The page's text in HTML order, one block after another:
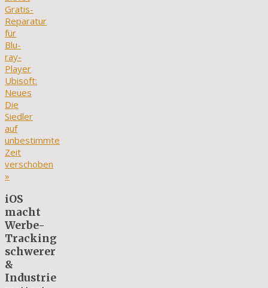
Gratis-
Reparatur
für
Blu-
ray-
Player
Ubisoft:
Neues
Die
Siedler
auf
unbestimmte
Zeit
verschoben
»
iOS
macht
Werbe-
Tracking
schwerer
&
Industrie